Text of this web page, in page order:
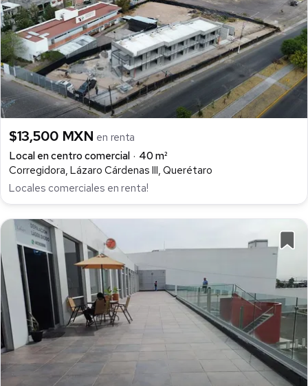
$13,500 MXN en renta
Local en centro comercial
40 m²
Corregidora, Lázaro Cárdenas III, Querétaro
Locales comerciales en renta!